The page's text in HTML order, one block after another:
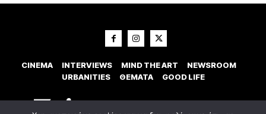
CINEMA INTERVIEWS MIND THE ART
NEWSROOM
URBANITIES
ΘΕΜΑΤΑ GOOD LIFE